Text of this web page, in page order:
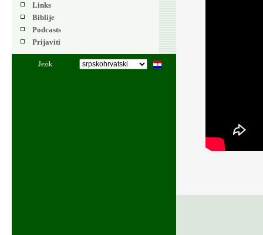
Links
Biblije
Podcasts
Prijaviti
Jezik